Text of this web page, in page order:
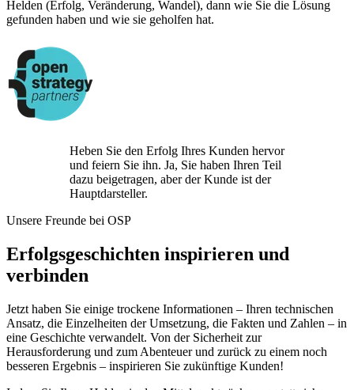
Helden (Erfolg, Veränderung, Wandel), dann wie Sie die Lösung
gefunden haben und wie sie geholfen hat.
Heben Sie den Erfolg Ihres Kunden hervor
und feiern Sie ihn. Ja, Sie haben Ihren Teil
dazu beigetragen, aber der Kunde ist der
Hauptdarsteller.
Unsere Freunde bei OSP
Erfolgsgeschichten inspirieren und
verbinden
Jetzt haben Sie einige trockene Informationen – Ihren technischen
Ansatz, die Einzelheiten der Umsetzung, die Fakten und Zahlen – in
eine Geschichte verwandelt. Von der Sicherheit zur
Herausforderung und zum Abenteuer und zurück zu einem noch
besseren Ergebnis – inspirieren Sie zukünftige Kunden!